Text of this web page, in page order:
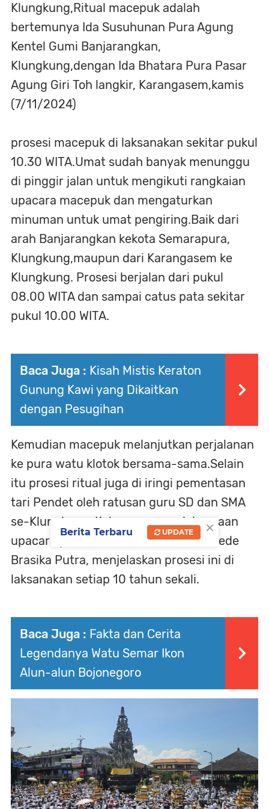
Klungkung,Ritual macepuk adalah
bertemunya Ida Susuhunan Pura Agung
Kentel Gumi Banjarangkan,
Klungkung,dengan Ida Bhatara Pura Pasar
Agung Giri Toh langkir, Karangasem,kamis
(7/11/2024)
prosesi macepuk di laksanakan sekitar pukul
10.30 WITA.Umat sudah banyak menunggu
di pinggir jalan untuk mengikuti rangkaian
upacara macepuk dan mengaturkan
minuman untuk umat pengiring.Baik dari
arah Banjarangkan kekota Semarapura,
Klungkung,maupun dari Karangasem ke
Klungkung. Prosesi berjalan dari pukul
08.00 WITA dan sampai catus pata sekitar
pukul 10.00 WITA.
Baca Juga : Kisah Mistis Keraton
Gunung Kawi yang Dikaitkan
dengan Pesugihan
Kemudian macepuk melanjutkan perjalanan
ke pura watu klotok bersama-sama.Selain
itu prosesi ritual juga di iringi pementasan
tari Pendet oleh ratusan guru SD dan SMA
se-Klungkung. Ketua umum pelaksanaan
upacara pura Kentel Gumi ,Cokorda Gede
Brasika Putra, menjelaskan prosesi ini di
laksanakan setiap 10 tahun sekali.
Baca Juga : Fakta dan Cerita
Legendanya Watu Semar Ikon
Alun-alun Bojonegoro
×
Berita Terbaru UPDATE